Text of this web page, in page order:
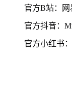
官方B站：
官方抖音：
官方小红书